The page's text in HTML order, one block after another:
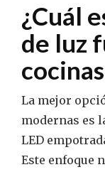
¿Cuál
de luz
La mejor
modernas es
LED
Este enfoque